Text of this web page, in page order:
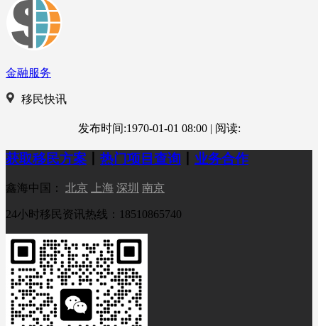
金融服务
移民快讯
发布时间:1970-01-01 08:00 | 阅读:
获取移民方案 热门项目查询 业务合作
鑫海中国： 北京 上海 深圳 南京
24小时移民资讯热线：18510865740